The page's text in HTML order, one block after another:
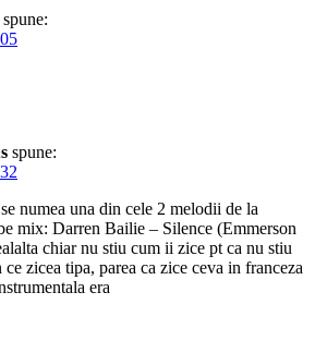
spune:
spune:
numea una din cele 2 melodii de la
mix: Darren Bailie – Silence (Emmerson
chiar nu stiu cum ii zice pt ca nu stiu
zicea tipa, parea ca zice ceva in franceza
era